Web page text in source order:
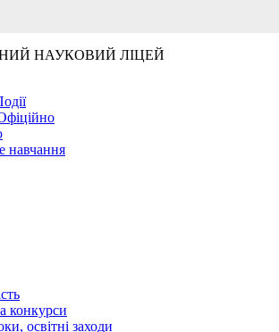
НАУКОВИЙ ЛІЦЕЙ
навчання
конкурси
освітні заходи